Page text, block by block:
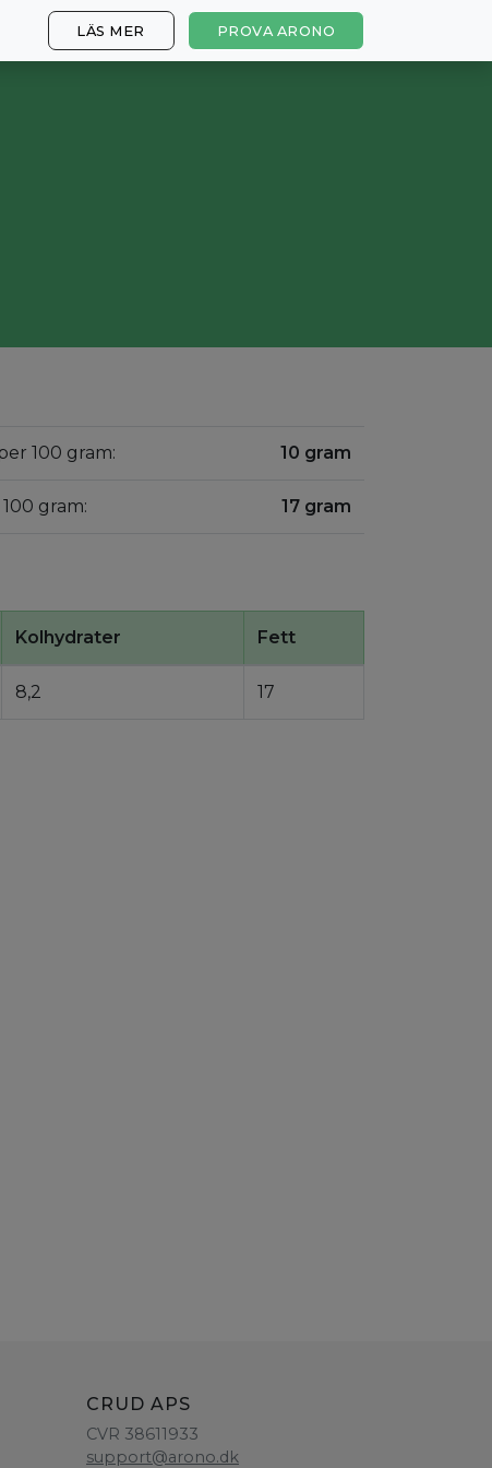
LÄS MER PROVA ARONO
100 gram: 10 gram
gram: 17 gram
Kolhydrater Fett
8,2 17
CRUD APS
CVR 38611933
support@arono.dk